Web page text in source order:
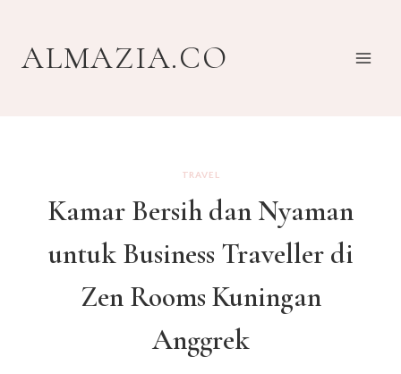
contentALMAZIA.CO
TRAVEL
Kamar Bersih dan Nyaman
untuk Business Traveller di
Zen Rooms Kuningan
Anggrek